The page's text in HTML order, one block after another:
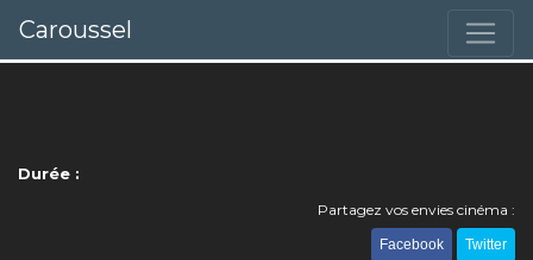
Caroussel
Durée :
Partagez vos envies cinéma :
Facebook Twitter